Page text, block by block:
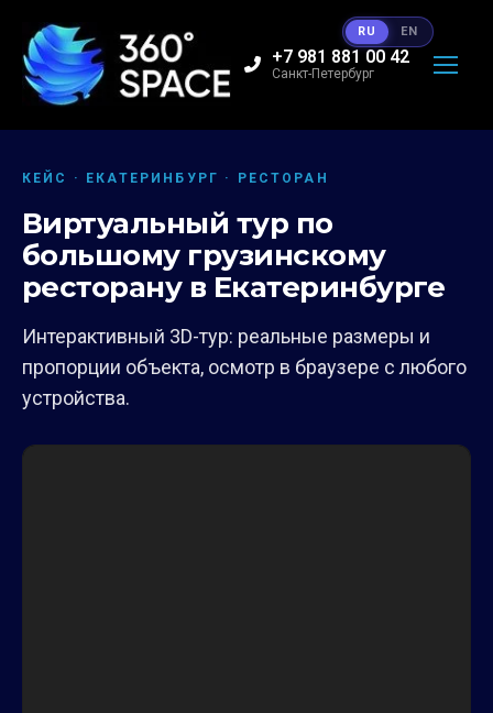
+7 981 881 00 42
Санкт-Петербург
КЕЙС · ЕКАТЕРИНБУРГ · РЕСТОРАН
Виртуальный тур по
большому грузинскому
ресторану в Екатеринбурге
Интерактивный 3D-тур: реальные размеры и
пропорции объекта, осмотр в браузере с любого
устройства.
RU EN